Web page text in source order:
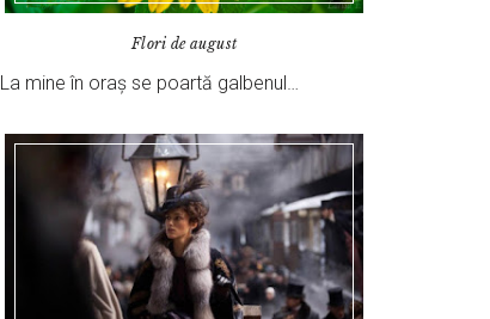
Flori de august
La mine în oraș se poartă galbenul…